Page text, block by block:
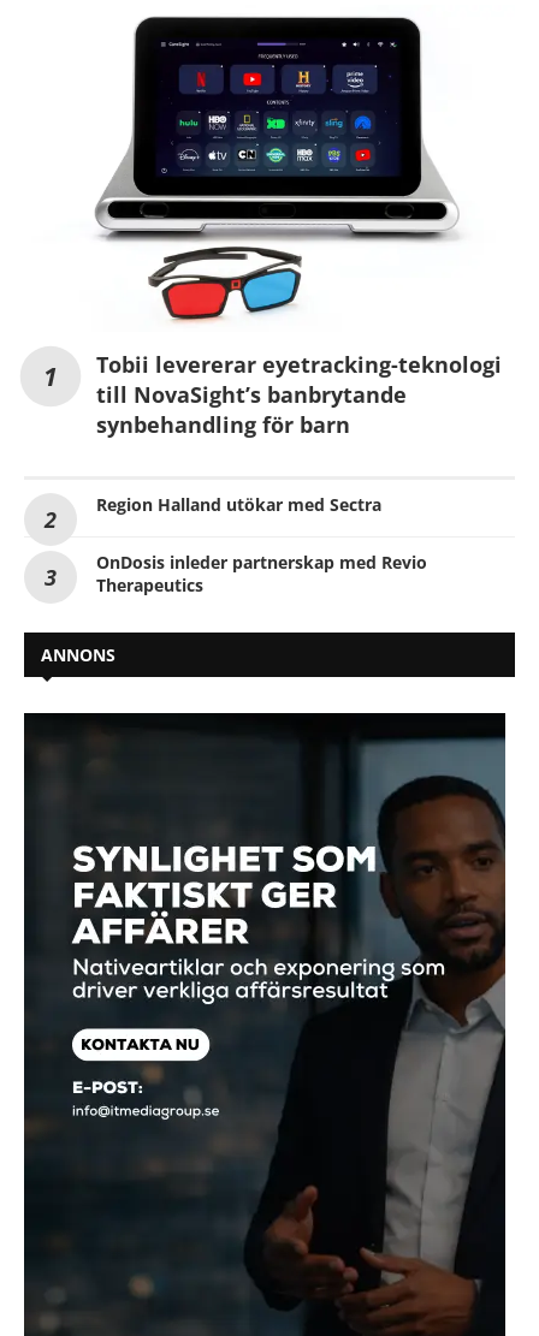
Tobii levererar eyetracking-teknologi
till NovaSight’s banbrytande
synbehandling för barn
Region Halland utökar med Sectra
OnDosis inleder partnerskap med Revio
Therapeutics
ANNONS